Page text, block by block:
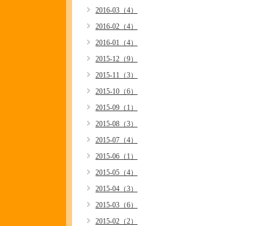
2016-03（4）
2016-02（4）
2016-01（4）
2015-12（9）
2015-11（3）
2015-10（6）
2015-09（1）
2015-08（3）
2015-07（4）
2015-06（1）
2015-05（4）
2015-04（3）
2015-03（6）
2015-02（2）